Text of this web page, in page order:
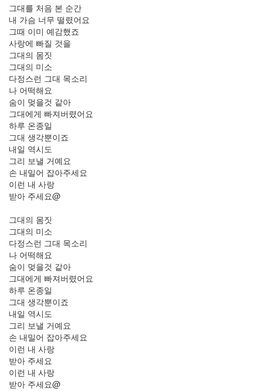
그대를 처음 본 순간
내 가슴 너무 떨렸어요
그때 이미 예감했죠
사랑에 빠질 것을
그대의 몸짓
그대의 미소
다정스런 그대 목소리
나 어떡해요
숨이 멎을것 같아
그대에게 빠져버렸어요
하루 온종일
그대 생각뿐이죠
내일 역시도
그리 보낼 거예요
손 내밀어 잡아주세요
이런 내 사랑
받아 주세요@
그대의 몸짓
그대의 미소
다정스런 그대 목소리
나 어떡해요
숨이 멎을것 같아
그대에게 빠져버렸어요
하루 온종일
그대 생각뿐이죠
내일 역시도
그리 보낼 거예요
손 내밀어 잡아주세요
이런 내 사랑
받아 주세요
이런 내 사랑
받아 주세요@
2009
년
5
월
3
2009
년
6
월
1
2009
년
7
월
1
2009
년
월
3
2009
년
9
월
3
2009
년
10
월
1
2009
년
11